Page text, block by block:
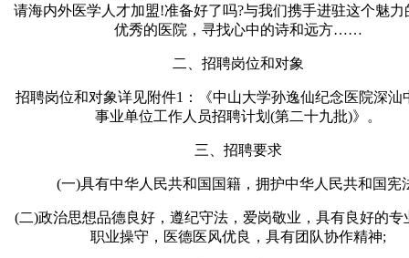
请海内外医学人才加盟!准备好了吗?与我们携手进驻这个魅力
优秀的医院，寻找心中的诗和远方……
二、招聘岗位和对象
招聘岗位和对象详见附件1：《中山大学孙逸仙纪念医院深汕
事业单位工作人员招聘计划(第二十九批)》。
三、招聘要求
(一)具有中华人民共和国国籍，拥护中华人民共和国宪
(二)政治思想品德良好，遵纪守法，爱岗敬业，具有良好的专
职业操守，医德医风优良，具有团队协作精神;